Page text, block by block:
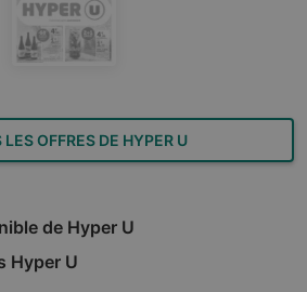
OFFRES DE HYPER U
de Hyper U
Hyper U